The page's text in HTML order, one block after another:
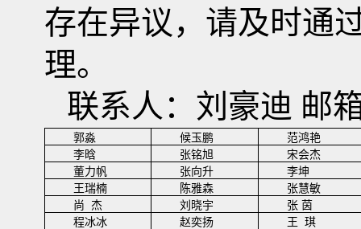
存在异议，请及时通
理。
联系人：刘豪迪 邮
郭淼 候玉鹏
范鸿艳
李晗
张铭旭
宋会杰
董力帆
张向升
李坤
王瑞楠
陈雅森
张慧敏
尚
杰 刘晓宇 张 茵
程冰冰
赵奕扬 王
琪